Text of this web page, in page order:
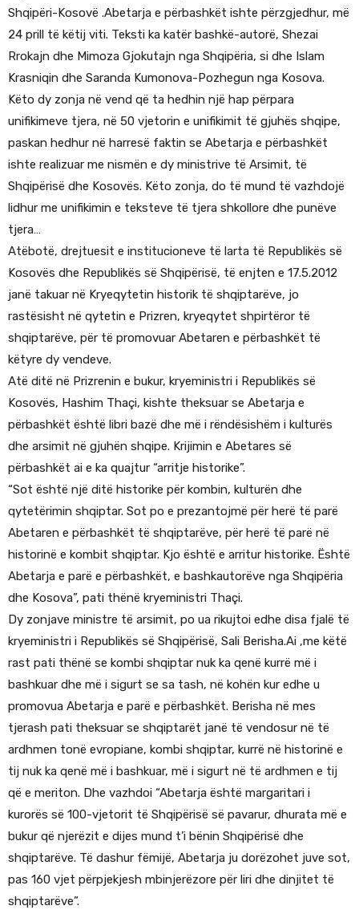
Shqipëri-Kosovë .Abetarja e përbashkët ishte përzgjedhur, më
24 prill të këtij viti. Teksti ka katër bashkë-autorë, Shezai
Rrokajn dhe Mimoza Gjokutajn nga Shqipëria, si dhe Islam
Krasniqin dhe Saranda Kumonova-Pozhegun nga Kosova.
Këto dy zonja në vend që ta hedhin një hap përpara
unifikimeve tjera, në 50 vjetorin e unifikimit të gjuhës shqipe,
paskan hedhur në harresë faktin se Abetarja e përbashkët
ishte realizuar me nismën e dy ministrive të Arsimit, të
Shqipërisë dhe Kosovës. Këto zonja, do të mund të vazhdojë
lidhur me unifikimin e teksteve të tjera shkollore dhe punëve
tjera…
Atëbotë, drejtuesit e institucioneve të larta të Republikës së
Kosovës dhe Republikës së Shqipërisë, të enjten e 17.5.2012
janë takuar në Kryeqytetin historik të shqiptarëve, jo
rastësisht në qytetin e Prizren, kryeqytet shpirtëror të
shqiptarëve, për të promovuar Abetaren e përbashkët të
këtyre dy vendeve.
Atë ditë në Prizrenin e bukur, kryeministri i Republikës së
Kosovës, Hashim Thaçi, kishte theksuar se Abetarja e
përbashkët është libri bazë dhe më i rëndësishëm i kulturës
dhe arsimit në gjuhën shqipe. Krijimin e Abetares së
përbashkët ai e ka quajtur “arritje historike”.
“Sot është një ditë historike për kombin, kulturën dhe
qytetërimin shqiptar. Sot po e prezantojmë për herë të parë
Abetaren e përbashkët të shqiptarëve, për herë të parë në
historinë e kombit shqiptar. Kjo është e arritur historike. Është
Abetarja e parë e përbashkët, e bashkautorëve nga Shqipëria
dhe Kosova”, pati thënë kryeministri Thaçi.
Dy zonjave ministre të arsimit, po ua rikujtoi edhe disa fjalë të
kryeministri i Republikës së Shqipërisë, Sali Berisha.Ai ,me këtë
rast pati thënë se kombi shqiptar nuk ka qenë kurrë më i
bashkuar dhe më i sigurt se sa tash, në kohën kur edhe u
promovua Abetarja e parë e përbashkët. Berisha në mes
tjerash pati theksuar se shqiptarët janë të vendosur në të
ardhmen tonë evropiane, kombi shqiptar, kurrë në historinë e
tij nuk ka qenë më i bashkuar, më i sigurt në të ardhmen e tij
që e meriton. Dhe vazhdoi “Abetarja është margaritari i
kurorës së 100-vjetorit të Shqipërisë së pavarur, dhurata më e
bukur që njerëzit e dijes mund t’i bënin Shqipërisë dhe
shqiptarëve. Të dashur fëmijë, Abetarja ju dorëzohet juve sot,
pas 160 vjet përpjekjesh mbinjerëzore për liri dhe dinjitet të
shqiptarëve”.